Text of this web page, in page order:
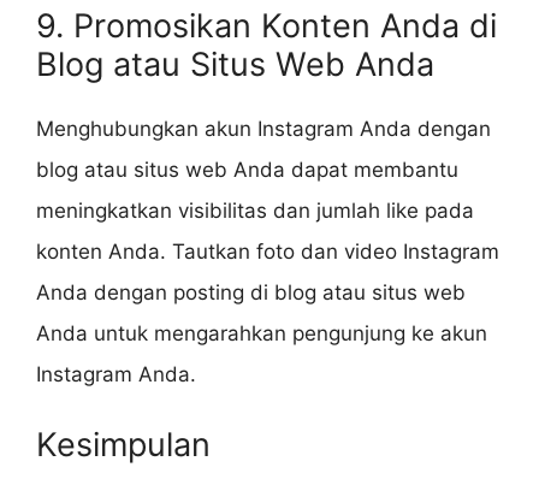
9. Promosikan Konten Anda di
Blog atau Situs Web Anda
Menghubungkan akun Instagram Anda dengan
blog atau situs web Anda dapat membantu
meningkatkan visibilitas dan jumlah like pada
konten Anda. Tautkan foto dan video Instagram
Anda dengan posting di blog atau situs web
Anda untuk mengarahkan pengunjung ke akun
Instagram Anda.
Kesimpulan